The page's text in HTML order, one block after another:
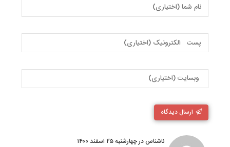
ارسال دیدگاه
ناشناس در چهارشنبه ۲۵ اسفند ۱۴۰۰